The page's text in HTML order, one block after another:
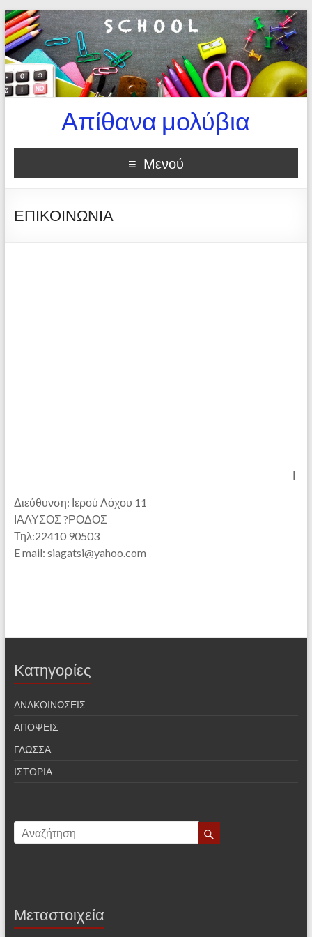
Απίθανα μολύβια
Μενού
ΕΠΙΚΟΙΝΩΝΙΑ
Ι
Διεύθυνση: Ιερού Λόχου 11
ΙΑΛΥΣΟΣ ?ΡΟΔΟΣ
Τηλ:22410 90503
E mail: siagatsi@yahoo.com
Kατηγορίες
ΑΝΑΚΟΙΝΩΣΕΙΣ
ΑΠΟΨΕΙΣ
ΓΛΩΣΣΑ
ΙΣΤΟΡΙΑ
Μεταστοιχεία